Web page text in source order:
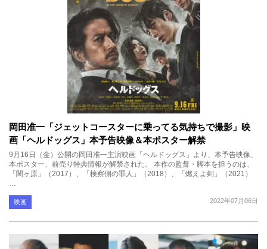
岡田准一「ジェットコースターに乗ってる気持ちで撮影」映
画「ヘルドッグス」本予告映像＆本ポスター解禁
9月16日（金）公開の岡田准一主演映画「ヘルドッグス」より、本予告映像、
本ポスター、前売り特典情報が解禁された。 本作の監督・脚本を担うのは、
「関ヶ原」（2017）、「検察側の罪人」（2018）、「燃えよ剣」（2021）
…
2022年07月06日
映画